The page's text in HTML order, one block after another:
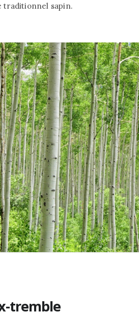
traditionnel sapin.
tremble